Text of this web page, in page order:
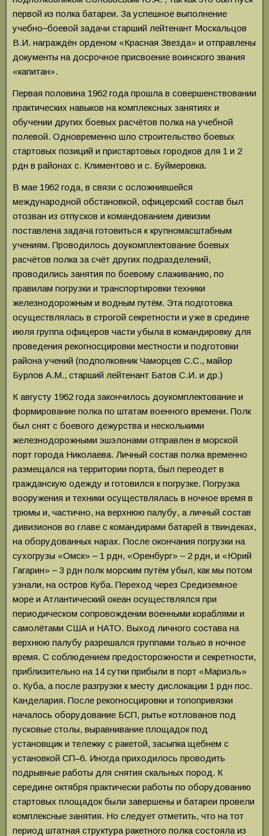
первой из полка батареи. За успешное выполнение
учебно‒боевой задачи старший лейтенант Москальцов
В.И. награждён орденом «Красная Звезда» и отправлены
документы на досрочное присвоение воинского звания
«капитан».
Первая половина 1962 года прошла в совершенствовании
практических навыков на комплексных занятиях и
обучении других боевых расчётов полка на учебной
полевой. Одновременно шло строительство боевых
стартовых позиций и пристартовых городков для 1 и 2
рдн в районах с. Климентово и с. Буймеровка.
В мае 1962 года, в связи с осложнившейся
международной обстановкой, офицерский состав был
отозван из отпусков и командованием дивизии
поставлена задача готовиться к крупномасштабным
учениям. Проводилось доукомплектование боевых
расчётов полка за счёт других подразделений,
проводились занятия по боевому слаживанию, по
правилам погрузки и транспортировки техники
железнодорожным и водным путём. Эта подготовка
осуществлялась в строгой секретности и уже в средине
июля группа офицеров части убыла в командировку для
проведения рекогносцировки местности и подготовки
района учений (подполковник Чаморцев С.С., майор
Бурлов А.М., старший лейтенант Батов С.И. и др.)
К августу 1962 года закончилось доукомплектование и
формирование полка по штатам военного времени. Полк
был снят с боевого дежурства и несколькими
железнодорожными эшэлонами отправлен в морской
порт города Николаева. Личный состав полка временно
размещался на территории порта, был переодет в
гражданскую одежду и готовился к погрузке. Погрузка
вооружения и техники осуществлялась в ночное время в
трюмы и, частично, на верхнюю палубу, а личный состав
дивизионов во главе с командирами батарей в твиндеках,
на оборудованных нарах. После окончания погрузки на
сухогрузы «Омск» ‒ 1 рдн, «Оренбург» ‒ 2 рдн, и «Юрий
Гагарин» ‒ 3 рдн полк морским путём убыл, как мы потом
узнали, на остров Куба. Переход через Средиземное
море и Атлантический океан осуществлялся при
периодическом сопровождении военными кораблями и
самолётами США и НАТО. Выход личного состава на
верхнюю палубу разрешался группами только в ночное
время. С соблюдением предосторожности и секретности,
приблизительно на 14 сутки прибыли в порт «Мариэль»
о. Куба, а после разгрузки к месту дислокации 1 рдн пос.
Канделария. После рекогносцировки и топопривязки
началось оборудование БСП, рытье котлованов под
пусковые столы, выравнивание площадок под
установщик и тележку с ракетой, засыпка щебнем с
установкой СП–6. Иногда приходилось проводить
подрывные работы для снятия скальных пород. К
середине октября практически работы по оборудованию
стартовых площадок были завершены и батареи провели
комплексные занятия. Но следует отметить, что на тот
период штатная структура ракетного полка состояла из